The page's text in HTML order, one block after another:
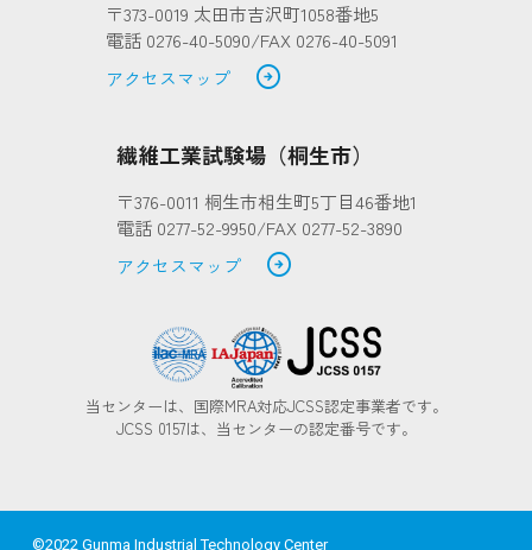
〒373-0019 太田市吉沢町1058番地5
電話 0276-40-5090/FAX 0276-40-5091
アクセスマップ
arrow_circle_right
繊維工業試験場（桐生市）
〒376-0011 桐生市相生町5丁目46番地1
電話 0277-52-9950/FAX 0277-52-3890
アクセスマップ
arrow_circle_right
当センターは、国際MRA対応JCSS認定事業者です。
JCSS 0157は、当センターの認定番号です。
©2022 Gunma Industrial Technology Center